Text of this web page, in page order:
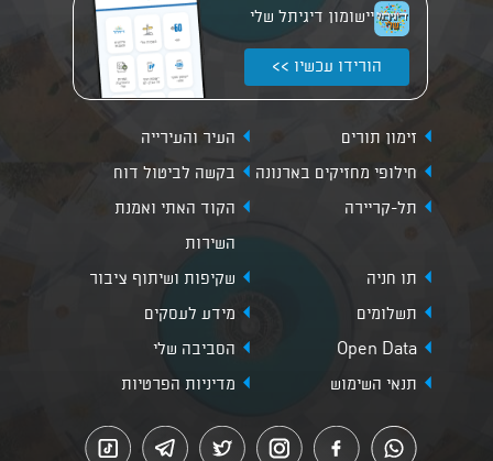
יישומון דיגיתל שלי
הורידו עכשיו >>
זימון תורים
העיר והעירייה
חילופי מחזיקים בארנונה
בקשה לביטול דוח
תל-קריירה
הקוד האתי ואמנת
השירות
תו חניה
שקיפות ושיתוף ציבור
תשלומים
מידע לעסקים
Open Data
הסביבה שלי
תנאי השימוש
מדיניות הפרטיות